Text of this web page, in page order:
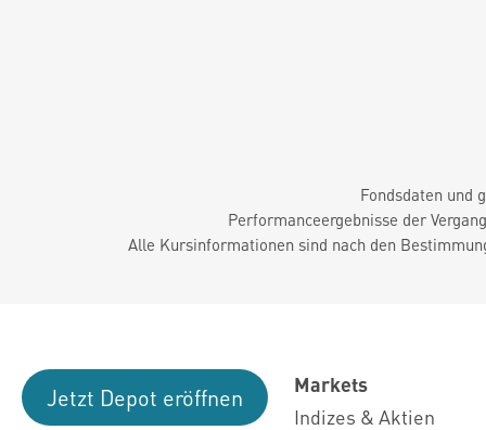
Fondsdaten und
Performanceergebnisse der
Alle Kursinformationen sind nach den
Jetzt Depot eröffnen
Markets
Indizes & Aktien